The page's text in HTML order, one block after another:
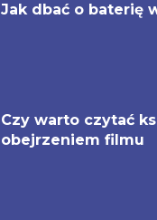
Jak dbać o baterię
Czy warto czytać
obejrzeniem filmu